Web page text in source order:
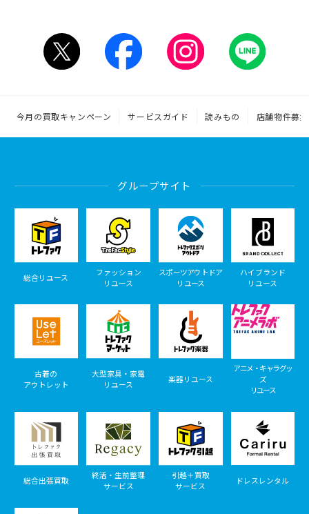
今月の買取キャンペーン サービスガイド 読みもの 店舗物件募集
グループサイト
総合リユース
ファッション
リユース
スポーツアウトドア
リユース
ハイブランド
リユース
古着の
アウトレット
大型家具・家電
リユース
楽器リユース
アニメ・キャラグッ
ズ
リユース
総合出張買取
終活・生前整理
サービス
引越＋買取
サービス
ドレスレンタル